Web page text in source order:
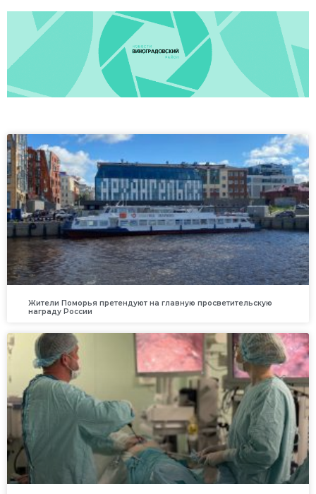
Жители Поморья претендуют на главную просветительскую
награду России